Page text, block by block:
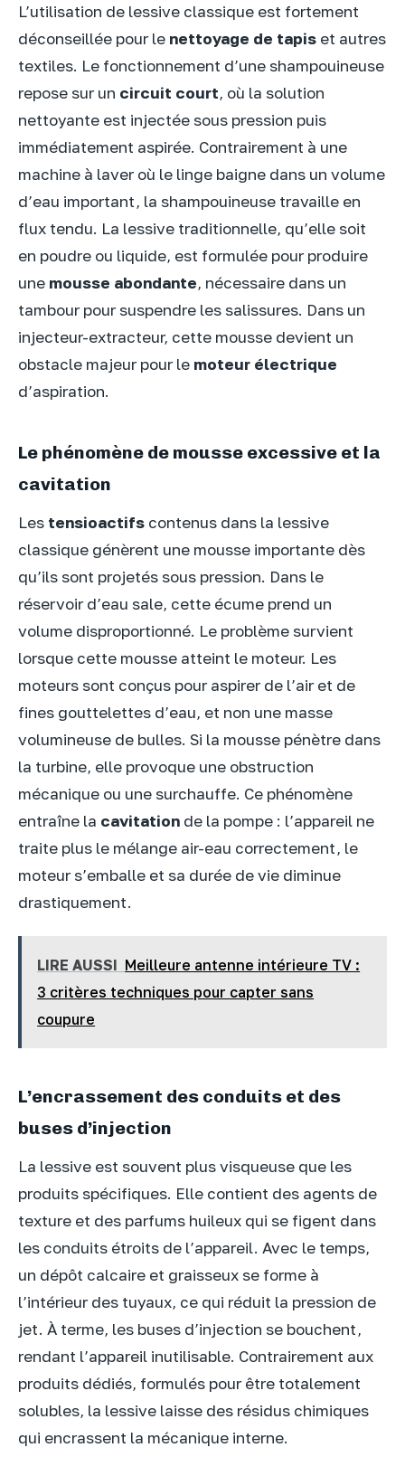
L’utilisation de lessive classique est fortement
déconseillée pour le nettoyage de tapis et autres
textiles. Le fonctionnement d’une shampouineuse
repose sur un circuit court, où la solution
nettoyante est injectée sous pression puis
immédiatement aspirée. Contrairement à une
machine à laver où le linge baigne dans un volume
d’eau important, la shampouineuse travaille en
flux tendu. La lessive traditionnelle, qu’elle soit
en poudre ou liquide, est formulée pour produire
une mousse abondante, nécessaire dans un
tambour pour suspendre les salissures. Dans un
injecteur-extracteur, cette mousse devient un
obstacle majeur pour le moteur électrique
d’aspiration.
Le phénomène de mousse excessive et la
cavitation
Les tensioactifs contenus dans la lessive
classique génèrent une mousse importante dès
qu’ils sont projetés sous pression. Dans le
réservoir d’eau sale, cette écume prend un
volume disproportionné. Le problème survient
lorsque cette mousse atteint le moteur. Les
moteurs sont conçus pour aspirer de l’air et de
fines gouttelettes d’eau, et non une masse
volumineuse de bulles. Si la mousse pénètre dans
la turbine, elle provoque une obstruction
mécanique ou une surchauffe. Ce phénomène
entraîne la cavitation de la pompe : l’appareil ne
traite plus le mélange air-eau correctement, le
moteur s’emballe et sa durée de vie diminue
drastiquement.
LIRE AUSSI Meilleure antenne intérieure TV :
3 critères techniques pour capter sans
coupure
L’encrassement des conduits et des
buses d’injection
La lessive est souvent plus visqueuse que les
produits spécifiques. Elle contient des agents de
texture et des parfums huileux qui se figent dans
les conduits étroits de l’appareil. Avec le temps,
un dépôt calcaire et graisseux se forme à
l’intérieur des tuyaux, ce qui réduit la pression de
jet. À terme, les buses d’injection se bouchent,
rendant l’appareil inutilisable. Contrairement aux
produits dédiés, formulés pour être totalement
solubles, la lessive laisse des résidus chimiques
qui encrassent la mécanique interne.